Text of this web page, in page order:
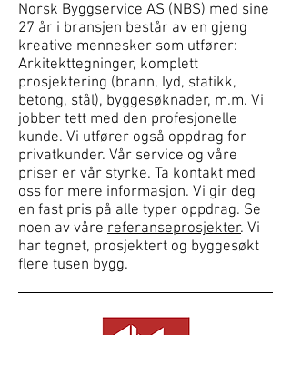
Norsk Byggservice AS (NBS) med sine
27 år i bransjen består av en gjeng
kreative mennesker som utfører:
Arkitekttegninger, komplett
prosjektering (brann, lyd, statikk,
betong, stål), byggesøknader, m.m. Vi
jobber tett med den profesjonelle
kunde. Vi utfører også oppdrag for
privatkunder. Vår service og våre
priser er vår styrke. Ta kontakt med
oss for mere informasjon. Vi gir deg
en fast pris på alle typer oppdrag. Se
noen av våre referanseprosjekter. Vi
har tegnet, prosjektert og byggesøkt
flere tusen bygg.